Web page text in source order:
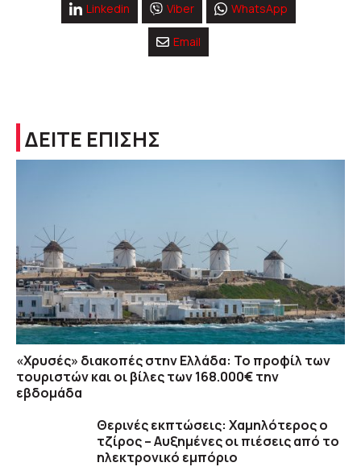
Linkedin Viber WhatsApp
Email
ΔΕΙΤΕ ΕΠΙΣΗΣ
«Χρυσές» διακοπές στην Ελλάδα: Το προφίλ των
τουριστών και οι βίλες των 168.000€ την
εβδομάδα
Θερινές εκπτώσεις: Χαμηλότερος ο
τζίρος – Αυξημένες οι πιέσεις από το
ηλεκτρονικό εμπόριο